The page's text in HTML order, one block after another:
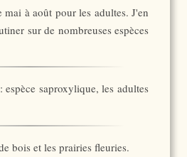
mai à août pour les adultes. J'en
sur de nombreuses espèces
: espèce saproxylique, les adultes
bois et les prairies fleuries.